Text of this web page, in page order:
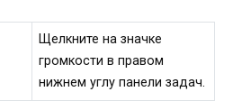
Щелкните на значке
громкости в правом
нижнем углу панели задач.